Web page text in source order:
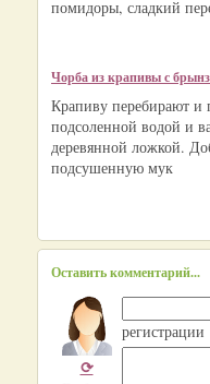
помидоры, сладкий
Чорба из крапивы с
Крапиву перебирают
подсоленной водой и
деревянной ложкой.
подсушенную мук
Оставить комментарий...
⟳
регистрации